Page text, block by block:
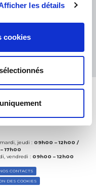
les détails
cookies
jeudi : 09h00 – 12h00 /
17h00
vendredi : 09h00 – 12h00
CONTACTS
DES COOKIES